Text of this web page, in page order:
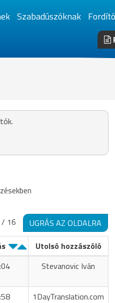
Szabadúszóknak
/ 16
UGRÁS AZ OLDALRA
Utolsó hozzászóló
Stevanovic Iván
1DayTranslation.com